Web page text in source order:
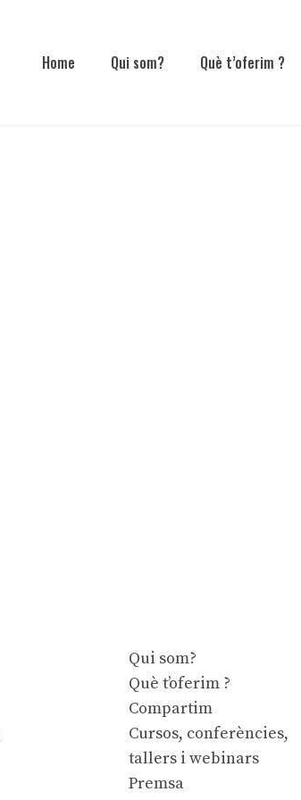
Home Qui som? Què t’oferim ?
Qui som?
Què t’oferim ?
Compartim
Cursos, conferències,
tallers i webinars
Premsa